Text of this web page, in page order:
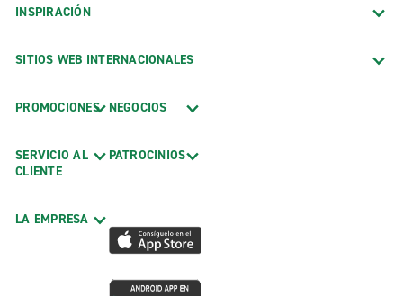
INSPIRACIÓN
SITIOS WEB INTERNACIONALES
PROMOCIONES
SERVICIO AL
CLIENTE
LA EMPRESA
NEGOCIOS
PATROCINIOS